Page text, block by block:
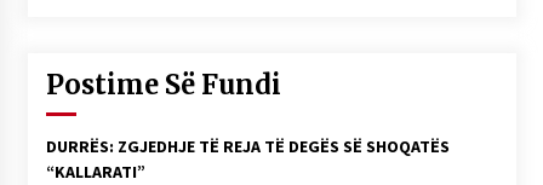
Postime Së Fundi
DURRËS: ZGJEDHJE TË REJA TË DEGËS SË SHOQATËS
“KALLARATI”